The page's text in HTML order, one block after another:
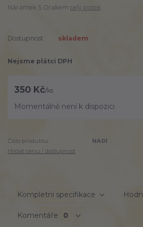
Náramek S Drakem celý popis
Dostupnost skladem
Nejsme plátci DPH
350 Kč/ks
Momentálně není k dispozici
Číslo produktu:
NA01
Hlídat cenu / dostupnost
Kompletní specifikace
Komentáře 0